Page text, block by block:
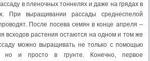
в пленочных тоннелях и даже на грядах в
При выращивании рассады среднеспелой
После посева семян в конце апреля –
всходов растения остаются на одном и том же
можно выращивать не только с помощью
но и просто в грунте. Конечно, первое